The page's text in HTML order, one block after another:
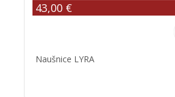
43,00 €
Naušnice LYRA